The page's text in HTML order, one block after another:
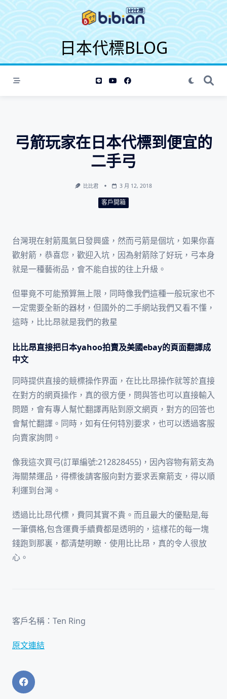
S
k
p
o
日本代標BLOG
弓箭玩家在日本代標到便宜的
二手弓
比比君 3 月 12, 2018
客戶開箱
台灣現在射箭風氣日發興盛，然而弓箭是個坑，如果你喜
歡射箭，恭喜您，歡迎入坑，因為射箭除了好玩，弓本身
就是一種藝術品，會不能自拔的往上升級。
但畢竟不可能預算無上限，同時像我們這種一般玩家也不
一定需要全新的器材，但國外的二手網站我們又看不懂，
這時，比比昂就是我們的救星
比比昂直接把日本yahoo拍賣及美國ebay的頁面翻譯成
中文
同時提供直接的競標操作界面，在比比昂操作就等於直接
在對方的網頁操作，真的很方便，問與答也可以直接輸入
問題，會有專人幫忙翻譯再貼到原文網頁，對方的回答也
會幫忙翻譯。同時，如有任何特別要求，也可以透過客服
向賣家詢問。
像我這次買弓(訂單編號:212828455)，因內容物有箭支為
海關禁運品，得標後請客服向對方要求丟棄箭支，得以順
利運到台灣。
透過比比昂代標，費同其實不貴。而且最大的優點是,每
一筆價格,包含運費手續費都是透明的，這樣花的每一塊
錢跑到那裏，都清楚明瞭．使用比比昂，真的令人很放
心。
客戶名稱：Ten Ring
原文連結